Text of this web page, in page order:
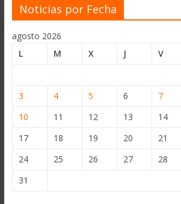
Noticias por Fecha
agosto 2026
L
M X J V
3
4 5 6 7
10
11 12 13 14
17
18 19 20 21
24
25 26 27 28
31